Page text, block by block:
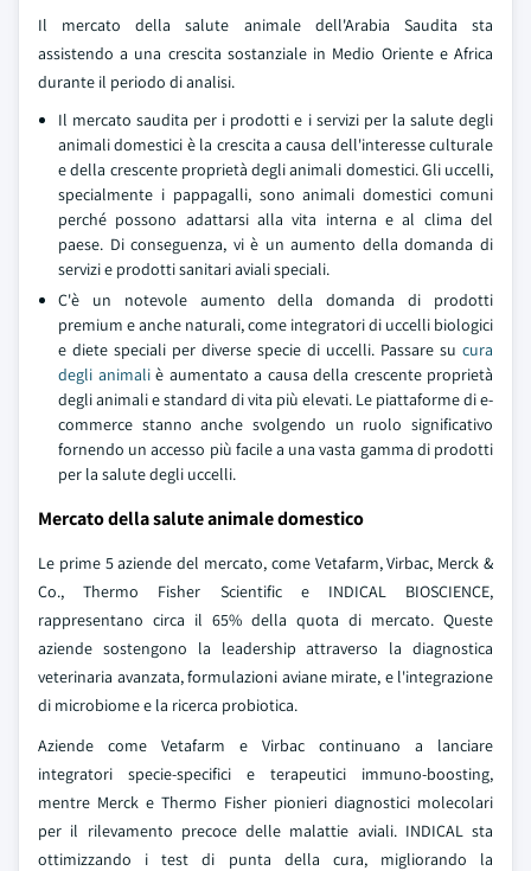
Il mercato della salute animale dell'Arabia Saudita sta
assistendo a una crescita sostanziale in Medio Oriente e Africa
durante il periodo di analisi.
Il mercato saudita per i prodotti e i servizi per la salute degli
animali domestici è la crescita a causa dell'interesse culturale
e della crescente proprietà degli animali domestici. Gli uccelli,
specialmente i pappagalli, sono animali domestici comuni
perché possono adattarsi alla vita interna e al clima del
paese. Di conseguenza, vi è un aumento della domanda di
servizi e prodotti sanitari aviali speciali.
C'è un notevole aumento della domanda di prodotti
premium e anche naturali, come integratori di uccelli biologici
e diete speciali per diverse specie di uccelli. Passare su cura
degli animaliè aumentato a causa della crescente proprietà
degli animali e standard di vita più elevati. Le piattaforme di e-
commerce stanno anche svolgendo un ruolo significativo
fornendo un accesso più facile a una vasta gamma di prodotti
per la salute degli uccelli.
Mercato della salute animale domestico
Le prime 5 aziende del mercato, come Vetafarm, Virbac, Merck &
Co., Thermo Fisher Scientific e INDICAL BIOSCIENCE,
rappresentano circa il 65% della quota di mercato. Queste
aziende sostengono la leadership attraverso la diagnostica
veterinaria avanzata, formulazioni aviane mirate, e l'integrazione
di microbiome e la ricerca probiotica.
Aziende come Vetafarm e Virbac continuano a lanciare
integratori specie-specifici e terapeutici immuno-boosting,
mentre Merck e Thermo Fisher pionieri diagnostici molecolari
per il rilevamento precoce delle malattie aviali. INDICAL sta
ottimizzando i test di punta della cura, migliorando la